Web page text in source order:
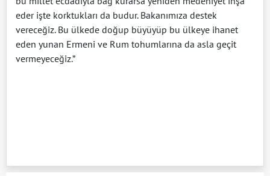
eder işte korktukları da budur. Bakanımıza destek
vereceğiz. Bu ülkede doğup büyüyüp bu ülkeye ihanet
eden yunan Ermeni ve Rum tohumlarına da asla geçit
vermeyeceğiz.”